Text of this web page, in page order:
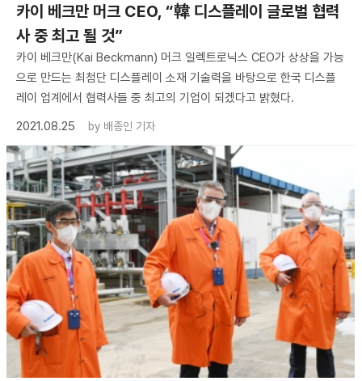
카이 베크만 머크 CEO, “韓 디스플레이 글로벌 협력
사 중 최고 될 것”
카이 베크만(Kai Beckmann) 머크 일렉트로닉스 CEO가 상상을 가능
으로 만드는 최첨단 디스플레이 소재 기술력을 바탕으로 한국 디스플
레이 업계에서 협력사들 중 최고의 기업이 되겠다고 밝혔다.
2021.08.25
by 배종인 기자